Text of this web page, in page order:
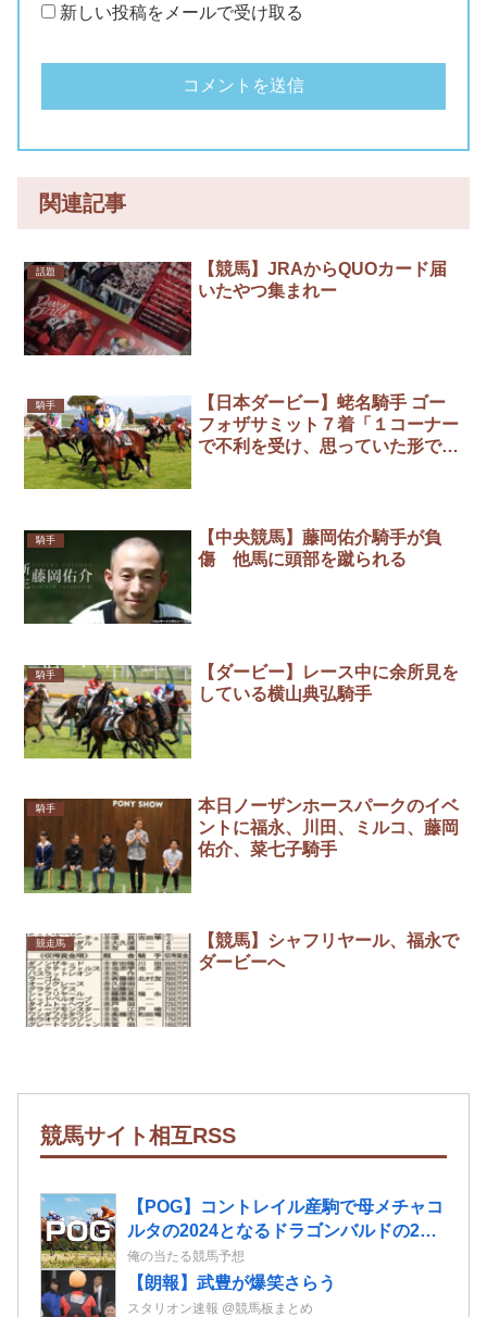
新しい投稿をメールで受け取る
関連記事
話題
【競馬】JRAからQUOカード届
いたやつ集まれー
騎手
【日本ダービー】蛯名騎手 ゴー
フォザサミット７着「１コーナー
で不利を受け、思っていた形では
騎手
【中央競馬】藤岡佑介騎手が負
傷 他馬に頭部を蹴られる
騎手
【ダービー】レース中に余所見を
している横山典弘騎手
騎手
本日ノーザンホースパークのイベ
ントに福永、川田、ミルコ、藤岡
佑介、菜七子騎手
競走馬
【競馬】シャフリヤール、福永で
ダービーへ
競馬サイト相互RSS
【POG】コントレイル産駒で母メチャコ
ルタの2024となるドラゴンバルドの2歳
情報
俺の当たる競馬予想
【朗報】武豊が爆笑さらう
スタリオン速報 @競馬板まとめ